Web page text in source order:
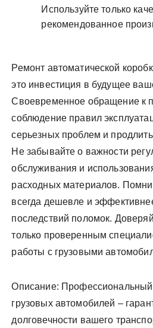
Используйте только
рекомендованное
Ремонт автоматической
это инвестиция в будущее
Своевременное обращение к
соблюдение правил
серьезных проблем и
Не забывайте о важности
обслуживания и
расходных материалов.
всегда дешевле и
последствий поломок.
только проверенным
работы с грузовыми
Описание: Профессиональный
грузовых автомобилей –
долговечности вашего